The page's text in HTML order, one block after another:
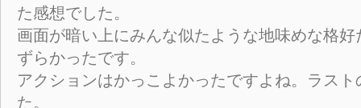
た感想でした。
画面が暗い上にみんな似たような地味めな格
ずらかったです。
アクションはかっこよかったですよね。ラス
た。